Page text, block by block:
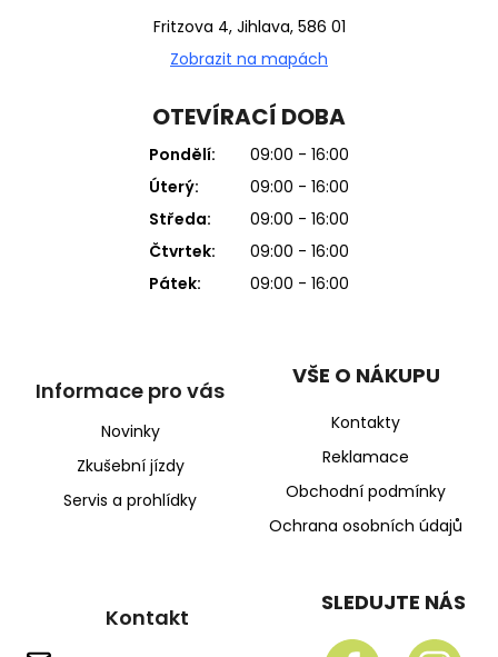
Fritzova 4, Jihlava, 586 01
Zobrazit na mapách
OTEVÍRACÍ DOBA
Pondělí:
09:00 - 16:00
Úterý:
09:00 - 16:00
Středa:
09:00 - 16:00
Čtvrtek:
09:00 - 16:00
Pátek:
09:00 - 16:00
Informace pro vás
Novinky
Zkušební jízdy
Servis a prohlídky
VŠE O NÁKUPU
Kontakty
Reklamace
Obchodní podmínky
Ochrana osobních údajů
Kontakt
SLEDUJTE NÁS